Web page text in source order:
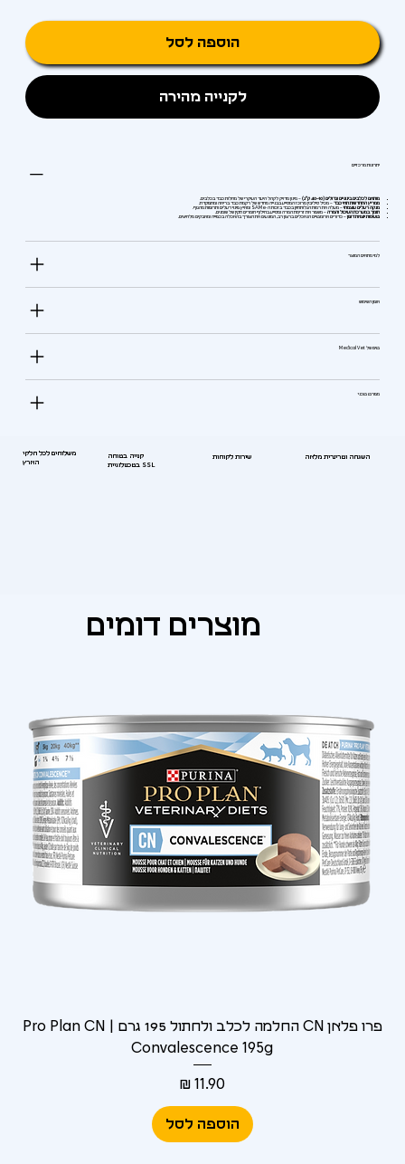
הוספה לסל
לקנייה מהירה
יתרונות מרכזיים
מותאם לכלבים בינוניים וגדולים (10–40 ק"ג)
– מינון מדויק לקהל היעד העיקרי של מחלות כבד בכלבים.
ממריץ התחדשות תאי כבד– מכיל סיליבין מרוכז המסייע בבנייה מחדש של רקמת כבד בריאה ומתפקדת.
מנקה רעלים עוצמתי– מעלה את רמות הגלותתיון בכבד בזכות ה-SAMe ומאיץ פינוי רעלים ותרופות מהגוף.
תומך במערכת העיכול והמרה– משפר את זרימת המרה ומסייע בחילוף חומרים תקין של שומנים.
טעימות יוצאת דופן– כדורים ארומטיים הנאכלים ברצון רב, המונעים את הצורך בהאכלה בכפייה ומאבקים מלחיצים.
למי מתאים המוצר
אופן השימוש
טיפ של Medical Vet
מפרט טכני
משלוחים לכל חלקי
הארץ
קנייה בטוחה
בטכנולוגיית SSL
שירות לקוחות השגחה וטרינרית מלאה
מוצרים דומים
פרו פלאן CN החלמה לכלב ולחתול 195 גרם | Pro Plan CN
Convalescence 195g
מחיר‏11.90 ‏₪
הוספה לסל